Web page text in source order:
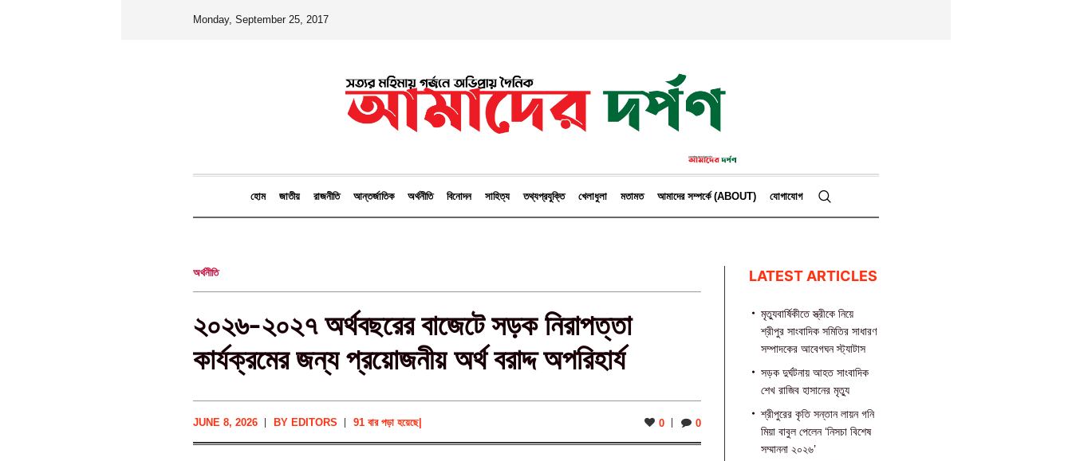
Monday, September 25, 2017
হোম জাতীয় রাজনীতি আন্তর্জাতিক অর্থনীতি বিনোদন সাহিত্য তথ্যপ্রযুক্তি খেলাধুলা মতামত আমাদের সম্পর্কে (ABOUT) যোগাযোগ
অর্থনীতি
২০২৬-২০২৭ অর্থবছরের বাজেটে সড়ক নিরাপত্তা
কার্যক্রমের জন্য প্রয়োজনীয় অর্থ বরাদ্দ অপরিহার্য
JUNE 8, 2026 BY EDITORS |
91 বার পড়া হয়েছে 0 0
LATEST ARTICLES
মৃত্যুবার্ষিকীতে স্ত্রীকে নিয়ে
শ্রীপুর সাংবাদিক সমিতির সাধারণ
সম্পাদকের আবেগঘন স্ট্যাটাস
সড়ক দুর্ঘটনায় আহত সাংবাদিক
শেখ রাজিব হাসানের মৃত্যু
শ্রীপুরের কৃতি সন্তান লায়ন গনি
মিয়া বাবুল পেলেন ‘নিসচা বিশেষ
সম্মাননা ২০২৬’